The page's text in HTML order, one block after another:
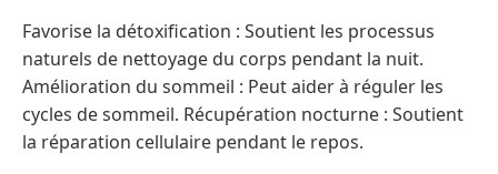
Favorise la détoxification : Soutient les processus
naturels de nettoyage du corps pendant la nuit.
Amélioration du sommeil : Peut aider à réguler les
cycles de sommeil. Récupération nocturne : Soutient
la réparation cellulaire pendant le repos.